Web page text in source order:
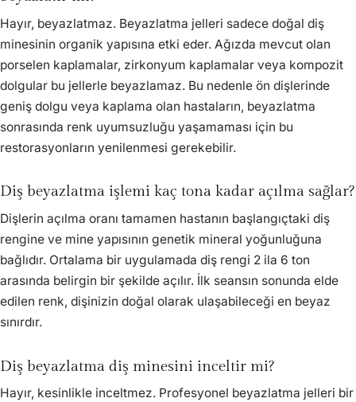
Hayır, beyazlatmaz. Beyazlatma jelleri sadece doğal diş
minesinin organik yapısına etki eder. Ağızda mevcut olan
porselen kaplamalar, zirkonyum kaplamalar veya kompozit
dolgular bu jellerle beyazlamaz. Bu nedenle ön dişlerinde
geniş dolgu veya kaplama olan hastaların, beyazlatma
sonrasında renk uyumsuzluğu yaşamaması için bu
restorasyonların yenilenmesi gerekebilir.
Diş beyazlatma işlemi kaç tona kadar açılma sağlar?
Dişlerin açılma oranı tamamen hastanın başlangıçtaki diş
rengine ve mine yapısının genetik mineral yoğunluğuna
bağlıdır. Ortalama bir uygulamada diş rengi 2 ila 6 ton
arasında belirgin bir şekilde açılır. İlk seansın sonunda elde
edilen renk, dişinizin doğal olarak ulaşabileceği en beyaz
sınırdır.
Diş beyazlatma diş minesini inceltir mi?
Hayır, kesinlikle inceltmez. Profesyonel beyazlatma jelleri bir